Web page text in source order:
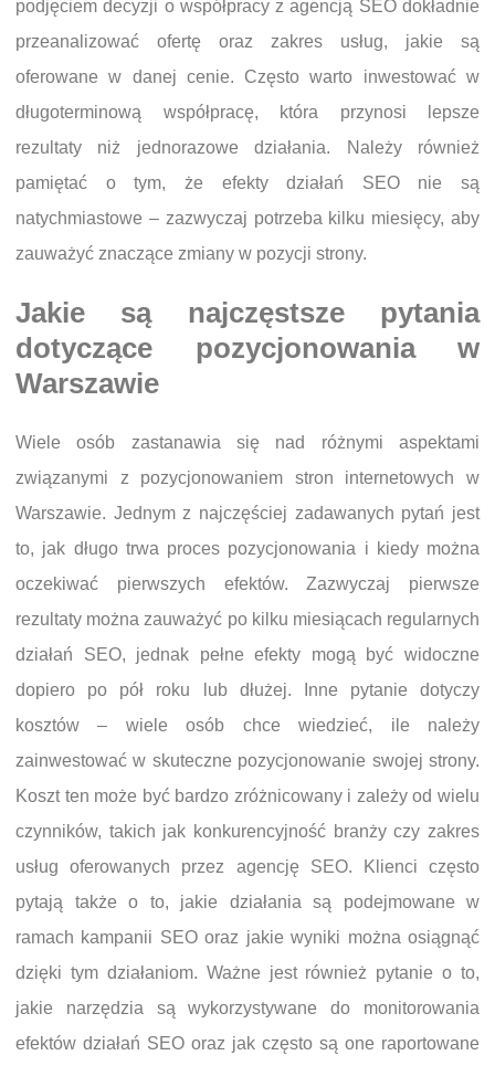
podjęciem decyzji o współpracy z agencją SEO dokładnie
przeanalizować ofertę oraz zakres usług, jakie są
oferowane w danej cenie. Często warto inwestować w
długoterminową współpracę, która przynosi lepsze
rezultaty niż jednorazowe działania. Należy również
pamiętać o tym, że efekty działań SEO nie są
natychmiastowe – zazwyczaj potrzeba kilku miesięcy, aby
zauważyć znaczące zmiany w pozycji strony.
Jakie są najczęstsze pytania
dotyczące pozycjonowania w
Warszawie
Wiele osób zastanawia się nad różnymi aspektami
związanymi z pozycjonowaniem stron internetowych w
Warszawie. Jednym z najczęściej zadawanych pytań jest
to, jak długo trwa proces pozycjonowania i kiedy można
oczekiwać pierwszych efektów. Zazwyczaj pierwsze
rezultaty można zauważyć po kilku miesiącach regularnych
działań SEO, jednak pełne efekty mogą być widoczne
dopiero po pół roku lub dłużej. Inne pytanie dotyczy
kosztów – wiele osób chce wiedzieć, ile należy
zainwestować w skuteczne pozycjonowanie swojej strony.
Koszt ten może być bardzo zróżnicowany i zależy od wielu
czynników, takich jak konkurencyjność branży czy zakres
usług oferowanych przez agencję SEO. Klienci często
pytają także o to, jakie działania są podejmowane w
ramach kampanii SEO oraz jakie wyniki można osiągnąć
dzięki tym działaniom. Ważne jest również pytanie o to,
jakie narzędzia są wykorzystywane do monitorowania
efektów działań SEO oraz jak często są one raportowane